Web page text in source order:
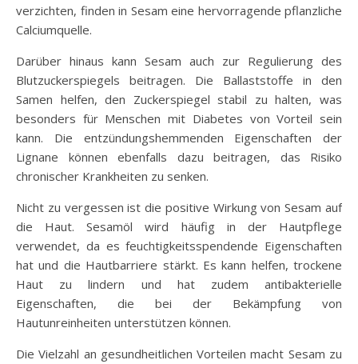
verzichten, finden in Sesam eine hervorragende pflanzliche
Calciumquelle.
Darüber hinaus kann Sesam auch zur Regulierung des
Blutzuckerspiegels beitragen. Die Ballaststoffe in den
Samen helfen, den Zuckerspiegel stabil zu halten, was
besonders für Menschen mit Diabetes von Vorteil sein
kann. Die entzündungshemmenden Eigenschaften der
Lignane können ebenfalls dazu beitragen, das Risiko
chronischer Krankheiten zu senken.
Nicht zu vergessen ist die positive Wirkung von Sesam auf
die Haut. Sesamöl wird häufig in der Hautpflege
verwendet, da es feuchtigkeitsspendende Eigenschaften
hat und die Hautbarriere stärkt. Es kann helfen, trockene
Haut zu lindern und hat zudem antibakterielle
Eigenschaften, die bei der Bekämpfung von
Hautunreinheiten unterstützen können.
Die Vielzahl an gesundheitlichen Vorteilen macht Sesam zu